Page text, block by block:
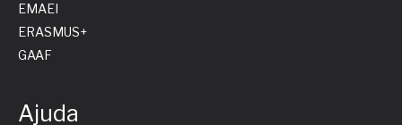
EMAEI
ERASMUS+
GAAF
Ajuda